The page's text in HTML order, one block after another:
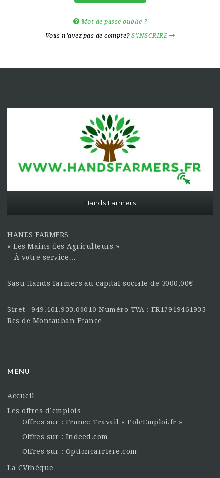
Mot de passe oublié ?
Vous n’avez pas de compte?S’INSCRIRE
Hands Farmers
HANDS FARMERS
« Les Mains des Agriculteurs »
À votre service…
Sasu Hands Farmers au capital sociale de 3000,00€
Siret : 949.461.933.00010 Numéro TVA : FR17949461933
Rcs de Montauban France
MENU
Accueil
Les offres d’emplois
Offres sur : France Travail « PoleEmploi.fr »
Offres sur : Indeed.com
Offres sur : Optioncarrière.com
La CVthèque